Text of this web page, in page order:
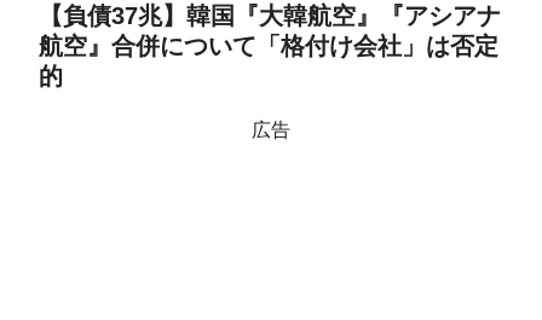
【負債37兆】韓国『大韓航空』『アシアナ
航空』合併について「格付け会社」は否定
的
広告